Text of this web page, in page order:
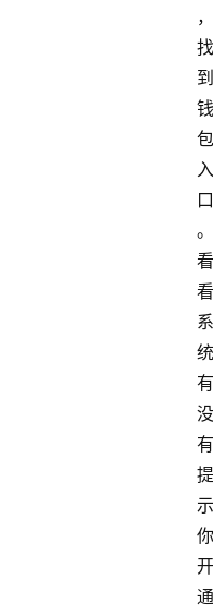
，
找
到
钱
包
入
口
。
看
看
系
统
有
没
有
提
示
你
开
通